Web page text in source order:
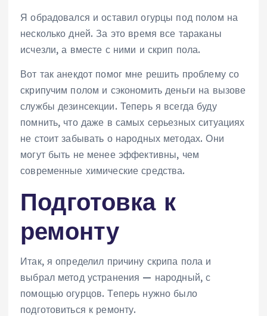
Я обрадовался и оставил огурцы под полом на
несколько дней. За это время все тараканы
исчезли, а вместе с ними и скрип пола.
Вот так анекдот помог мне решить проблему со
скрипучим полом и сэкономить деньги на вызове
службы дезинсекции. Теперь я всегда буду
помнить, что даже в самых серьезных ситуациях
не стоит забывать о народных методах. Они
могут быть не менее эффективны, чем
современные химические средства.
Подготовка к
ремонту
Итак, я определил причину скрипа пола и
выбрал метод устранения — народный, с
помощью огурцов. Теперь нужно было
подготовиться к ремонту.